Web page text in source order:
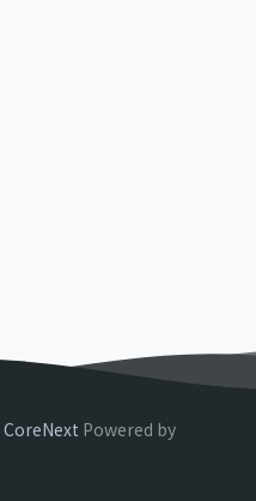
CoreNext Powered by